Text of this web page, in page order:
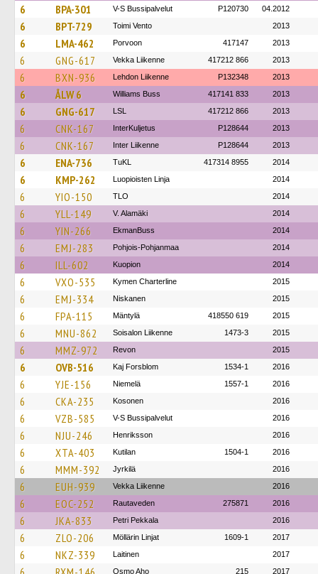
6 BPA-301 V-S Bussipalvelut P120730 04.2012
6 BPT-729 Toimi Vento 2013
6 LMA-462 Porvoon 417147 2013
6 GNG-617 Vekka Liikenne 417212 866 2013
6 BXN-936 Lehdon Liikenne P132348 2013
6 ÅLW 6 Williams Buss 417141 833 2013
6 GNG-617 LSL 417212 866 2013
6 CNK-167 InterKuljetus P128644 2013
6 CNK-167 Inter Liikenne P128644 2013
6 ENA-736 TuKL 417314 8955 2014
6 KMP-262 Luopioisten Linja 2014
6 YIO-150 TLO 2014
6 YLL-149 V. Alamäki 2014
6 YIN-266 EkmanBuss 2014
6 EMJ-283 Pohjois-Pohjanmaa 2014
6 ILL-602 Kuopion 2014
6 VXO-535 Kymen Charterline 2015
6 EMJ-334 Niskanen 2015
6 FPA-115 Mäntylä 418550 619 2015
6 MNU-862 Soisalon Liikenne 1473-3 2015
6 MMZ-972 Revon 2015
6 OVB-516 Kaj Forsblom 1534-1 2016
6 YJE-156 Niemelä 1557-1 2016
6 CKA-235 Kosonen 2016
6 VZB-585 V-S Bussipalvelut 2016
6 NJU-246 Henriksson 2016
6 XTA-403 Kutilan 1504-1 2016
6 MMM-392 Jyrkilä 2016
6 EUH-939 Vekka Liikenne 2016
6 EOC-252 Rautaveden 275871 2016
6 JKA-833 Petri Pekkala 2016
6 ZLO-206 Möllärin Linjat 1609-1 2017
6 NKZ-339 Laitinen 2017
Osmo Aho 215 2017